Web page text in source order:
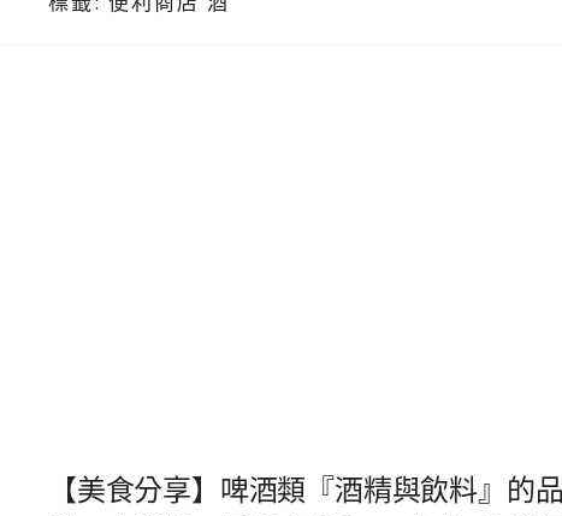
【美食分享】啤酒類『酒精與飲料』的